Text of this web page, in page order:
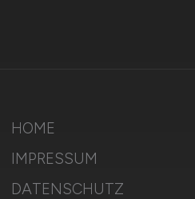
HOME
IMPRESSUM
DATENSCHUTZ